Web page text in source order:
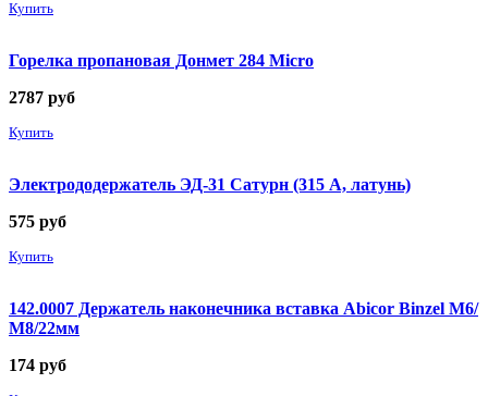
Купить
Горелка пропановая Донмет 284 Micro
2787 руб
Купить
Электрододержатель ЭД-31 Сатурн (315 А, латунь)
575 руб
Купить
142.0007 Держатель наконечника вставка Abicor Binzel М6/
М8/22мм
174 руб